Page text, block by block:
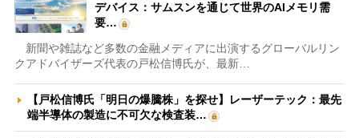
デバイス：サムスンを通じて世界のAIメモリ需
要…
新聞や雑誌など多数の金融メディアに出演するグローバルリン
クアドバイザーズ代表の戸松信博氏が、最新…
【戸松信博氏「明日の爆騰株」を探せ】レーザーテック：最先
端半導体の製造に不可欠な検査装…